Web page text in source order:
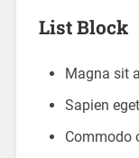
List Block
Magna sit
Sapien
Commodo